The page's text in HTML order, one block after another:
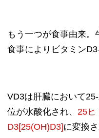
もう一つが食事由来。
食事によりビタミンD3
VD3は肝臓において
位が水酸化され、 25ヒ
D3[25(OH)D3]に変換さ